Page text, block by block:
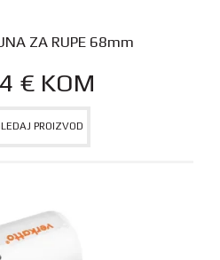
ZA RUPE 68mm
€ KOM
PROIZVOD